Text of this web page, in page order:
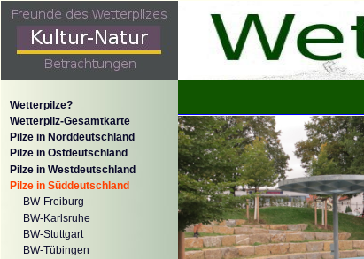
Wetterpilze?
Wetterpilz-Gesamtkarte
Pilze in Norddeutschland
Pilze in Ostdeutschland
Pilze in Westdeutschland
Pilze in Süddeutschland
BW-Freiburg
BW-Karlsruhe
BW-Stuttgart
BW-Tübingen